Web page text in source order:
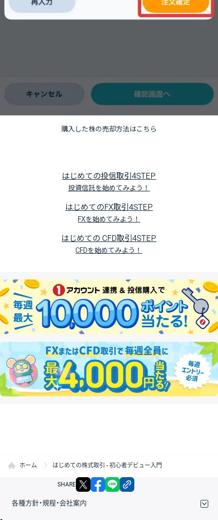
購入した株の売却方法はこちら
はじめての投信取引4STEP
投資信託を始めてみよう！
はじめてのFX取引4STEP
FXを始めてみよう！
はじめての CFD取引4STEP
CFDを始めてみよう！
ホーム はじめての株式取引 - 初心者デビュー入門
SHARE X facebook
各種方針・規程・会社案内